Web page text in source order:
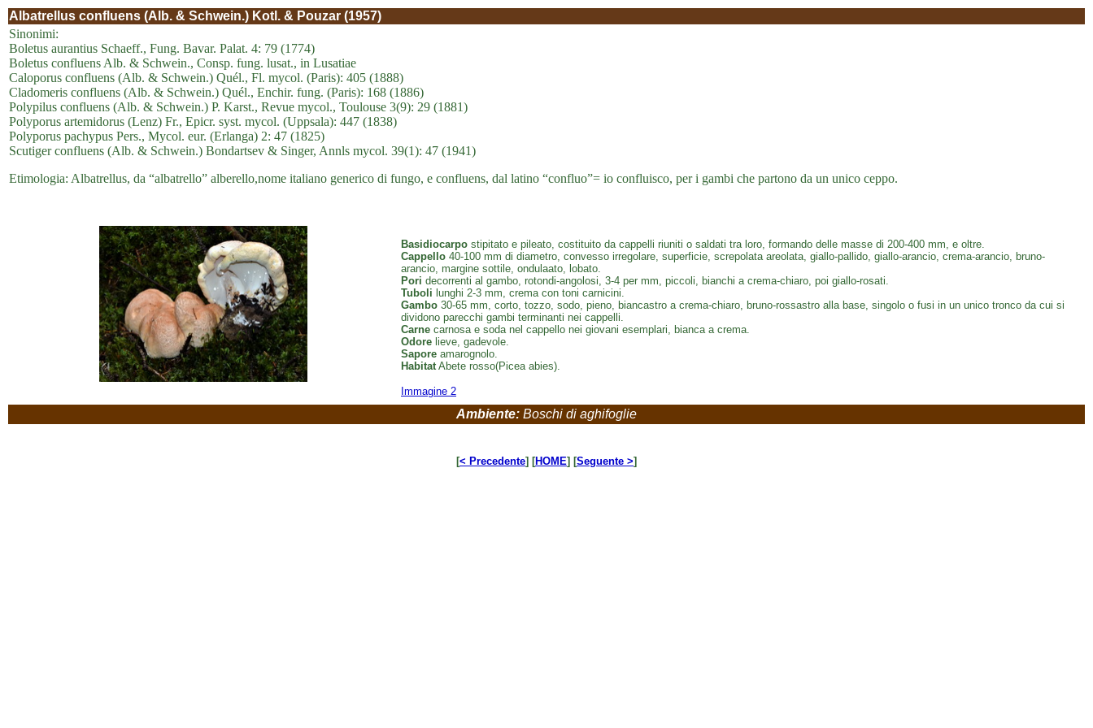
Albatrellus confluens (Alb. & Schwein.) Kotl. & Pouzar (1957)
Sinonimi:
Boletus aurantius Schaeff., Fung. Bavar. Palat. 4: 79 (1774)
Boletus confluens Alb. & Schwein., Consp. fung. lusat., in Lusatiae
Caloporus confluens (Alb. & Schwein.) Quél., Fl. mycol. (Paris): 405 (1888)
Cladomeris confluens (Alb. & Schwein.) Quél., Enchir. fung. (Paris): 168 (1886)
Polypilus confluens (Alb. & Schwein.) P. Karst., Revue mycol., Toulouse 3(9): 29 (1881)
Polyporus artemidorus (Lenz) Fr., Epicr. syst. mycol. (Uppsala): 447 (1838)
Polyporus pachypus Pers., Mycol. eur. (Erlanga) 2: 47 (1825)
Scutiger confluens (Alb. & Schwein.) Bondartsev & Singer, Annls mycol. 39(1): 47 (1941)
Etimologia: Albatrellus, da “albatrello” alberello,nome italiano generico di fungo, e confluens, dal latino “confluo”= io confluisco, per i gambi che partono da un unico ceppo.
Basidiocarpo stipitato e pileato, costituito da cappelli riuniti o saldati tra loro, formando delle masse di 200-400 mm, e oltre.
Cappello 40-100 mm di diametro, convesso irregolare, superficie, screpolata areolata, giallo-pallido, giallo-arancio, crema-arancio, bruno-
arancio, margine sottile, ondulaato, lobato.
Pori decorrenti al gambo, rotondi-angolosi, 3-4 per mm, piccoli, bianchi a crema-chiaro, poi giallo-rosati.
Tuboli lunghi 2-3 mm, crema con toni carnicini.
Gambo 30-65 mm, corto, tozzo, sodo, pieno, biancastro a crema-chiaro, bruno-rossastro alla base, singolo o fusi in un unico tronco da cui si
dividono parecchi gambi terminanti nei cappelli.
Carne carnosa e soda nel cappello nei giovani esemplari, bianca a crema.
Odore lieve, gadevole.
Sapore amarognolo.
HabitatAbete rosso(Picea abies).
Immagine 2
Ambiente: Boschi di aghifoglie
[< Precedente] [HOME] [Seguente >]